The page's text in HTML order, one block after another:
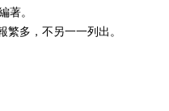
著。
繁多，不另一一列出。